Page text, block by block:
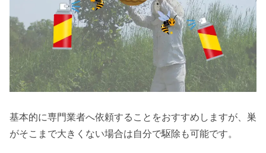
基本的に専門業者へ依頼することをおすすめしますが、巣
がそこまで大きくない場合は自分で駆除も可能です。